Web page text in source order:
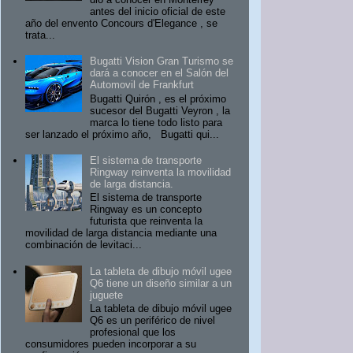
antes del inicio oficial de este
año del envento Concours d'Elegance , se
trata...
Bugatti Vision Gran Turismo se
dará a conocer en el Salón del
Automovil de Frankfurt
Bugatti Quirón , es el próximo
sucesor del Bugatti Veyron , la
marca lo tiene todo listo para
ser lanzado el próximo año, Bugatti qui...
El sistema de transporte
Ringway reinventa la movilidad
de larga distancia.
El sistema de transporte
Ringway es un concepto
futurista que reinventa la
movilidad de larga distancia mediante una
combinación de levitaci...
La tableta de dibujo móvil ugee
Q6 tiene un diseño similar a un
juguete
La tableta de dibujo móvil ugee
Q6 es un periférico de nivel
profesional que los
consumidores pueden incorporar a su